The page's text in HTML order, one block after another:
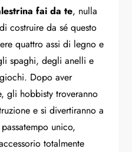
fai da te, nulla
costruire da sé questo
quattro assi di legno e
spaghi, degli anelli e
Dopo aver
gli hobbisty troveranno
e si divertiranno a
unico,
totalmente